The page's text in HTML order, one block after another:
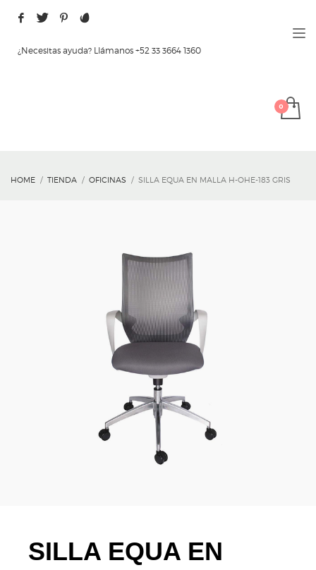
¿Necesitas ayuda? Llámanos +52 33 3664 1360
HOME TIENDA OFICINAS SILLA EQUA EN MALLA H-OHE-183 GRIS
SILLA EQUA EN